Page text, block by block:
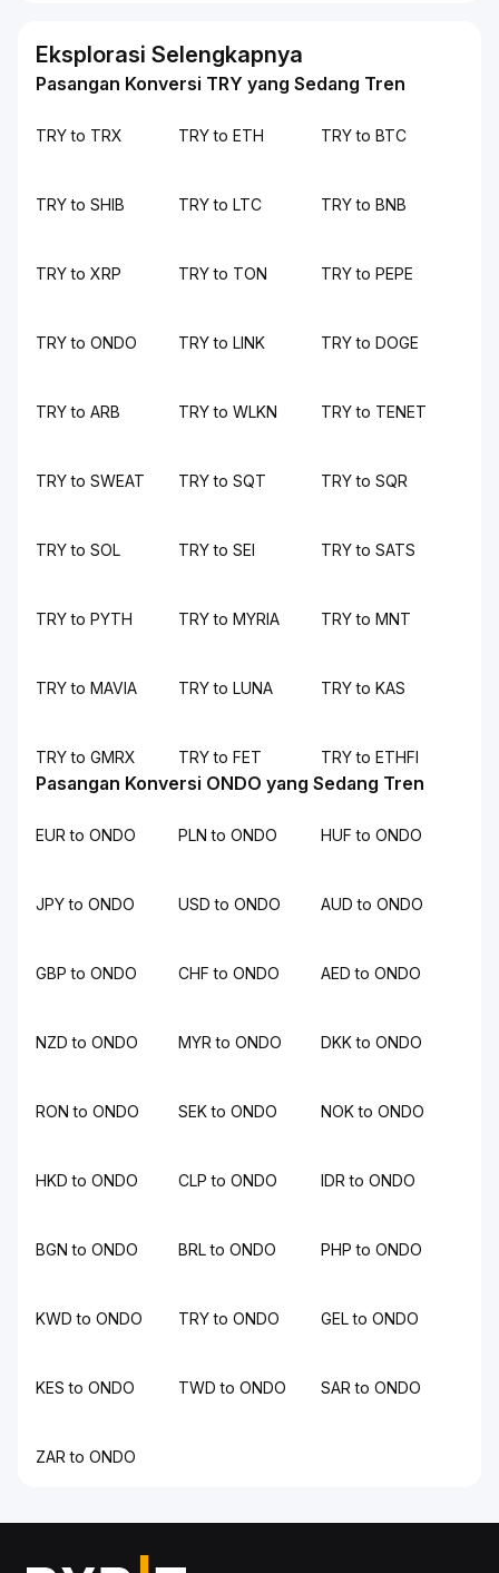
Eksplorasi Selengkapnya
Pasangan Konversi TRY yang Sedang Tren
TRY to TRX TRY to ETH TRY to BTC
TRY to SHIB TRY to LTC TRY to BNB
TRY to XRP TRY to TON TRY to PEPE
TRY to ONDO TRY to LINK TRY to DOGE
TRY to ARB TRY to WLKN TRY to TENET
TRY to SWEAT TRY to SQT TRY to SQR
TRY to SOL TRY to SEI TRY to SATS
TRY to PYTH TRY to MYRIA TRY to MNT
TRY to MAVIA TRY to LUNA TRY to KAS
TRY to GMRX TRY to FET TRY to ETHFI
Pasangan Konversi ONDO yang Sedang Tren
EUR to ONDO PLN to ONDO HUF to ONDO
JPY to ONDO USD to ONDO AUD to ONDO
GBP to ONDO CHF to ONDO AED to ONDO
NZD to ONDO MYR to ONDO DKK to ONDO
RON to ONDO SEK to ONDO NOK to ONDO
HKD to ONDO CLP to ONDO IDR to ONDO
BGN to ONDO BRL to ONDO PHP to ONDO
KWD to ONDO TRY to ONDO GEL to ONDO
KES to ONDO TWD to ONDO SAR to ONDO
ZAR to ONDO